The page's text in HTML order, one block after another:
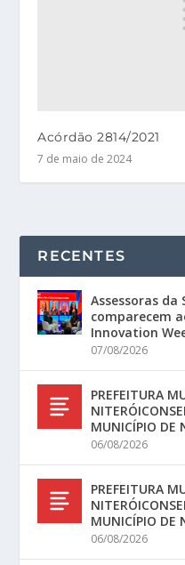
Acórdão 2814/2021
7 de maio de 2024
RECENTES
Assessoras da
comparecem
Innovation
07/08/2026
PREFEITURA
MUNICÍPIO DE
06/08/2026
PREFEITURA
MUNICÍPIO DE
06/08/2026